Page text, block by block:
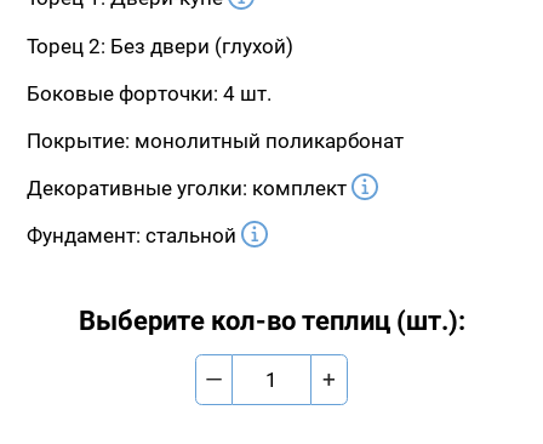
Торец 2: Без двери (глухой)
Боковые форточки: 4 шт.
Покрытие: монолитный поликарбонат
Декоративные уголки: комплект
Фундамент: стальной
Выберите кол-во теплиц (шт.):
— +